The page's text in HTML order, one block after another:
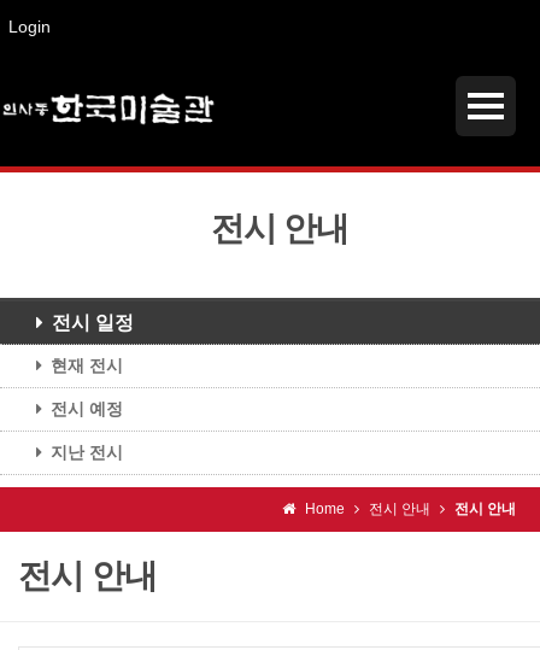
Login
전시 안내
전시 일정
현재 전시
전시 예정
지난 전시
Home 전시 안내 전시 안내
전시 안내